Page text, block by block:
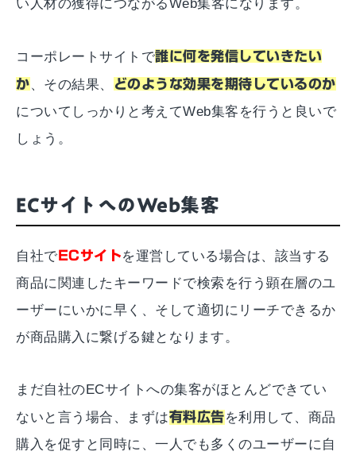
い人材の獲得につながるWeb集客になります。
コーポレートサイトで誰に何を発信していきたい
か、その結果、 どのような効果を期待しているのか
についてしっかりと考えてWeb集客を行うと良いで
しょう。
ECサイトへのWeb集客
自社で ECサイトを運営している場合は、該当する
商品に関連したキーワードで検索を行う顕在層のユ
ーザーにいかに早く、そして適切にリーチできるか
が商品購入に繋げる鍵となります。
まだ自社のECサイトへの集客がほとんどできてい
ないと言う場合、まずは有料広告を利用して、商品
購入を促すと同時に、一人でも多くのユーザーに自